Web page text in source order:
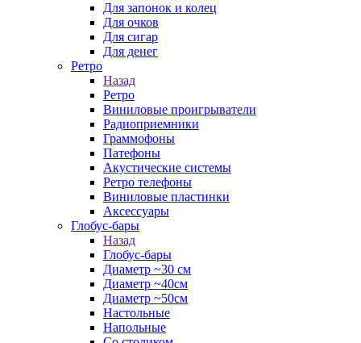
Для запонок и колец
Для очков
Для сигар
Для денег
Ретро
Назад
Ретро
Виниловые проигрыватели
Радиоприемники
Граммофоны
Патефоны
Акустические системы
Ретро телефоны
Виниловые пластинки
Аксессуары
Глобус-бары
Назад
Глобус-бары
Диаметр ~30 см
Диаметр ~40см
Диаметр ~50см
Настольные
Напольные